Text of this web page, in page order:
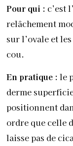
Pour qui : c’est
relâchement
sur l’ovale et
cou.
En pratique : le
derme
positionnent
ordre que celle
laisse pas de